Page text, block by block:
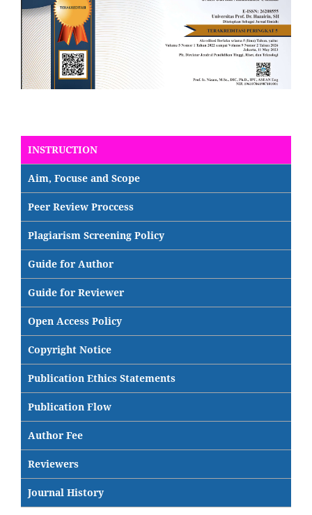
INSTRUCTION
Aim, Focuse and Scope
Peer Review Proccess
Plagiarism Screening Policy
Guide for Author
Guide for Reviewer
Open Access Policy
Copyright Notice
Publication Ethics Statements
Publication Flow
Author Fee
Reviewers
Journal History